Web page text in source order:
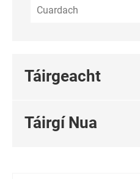
Táirgeacht
Táirgí Nua